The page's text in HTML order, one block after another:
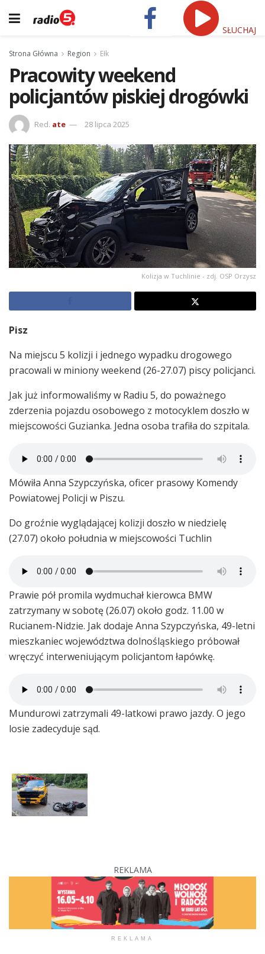
SŁUCHAJ
Strona Główna Region Ełk
Pracowity weekend
policjantów piskiej drogówki
Red. ate 28 lipca 2025
Kolizja w Tuchlinie - zdj. OSP Orzysz
Pisz
Na miejscu 5 kolizji i jednego wypadku drogowego
pracowali w miniony weekend (26-27.07) piscy policjanci.
Jak już informowaliśmy w Radiu 5, do poważnego
zderzenia pojazdu osobowego z motocyklem doszło w
miejscowości Guzianka. Jedna osoba trafiła do szpitala.
Mówiła Anna Szypczyńska, oficer prasowy Komendy
Powiatowej Policji w Piszu.
Do groźnie wyglądającej kolizji doszło w niedzielę
(27.07) około południa w miejscowości Tuchlin
Prawie pół promila wydmuchał kierowca BMW
zatrzymany w sobotę (26.07) około godz. 11.00 w
Rucianem-Nidzie. Jak dodaje Anna Szypczyńska, 49-letni
mieszkaniec województwa dolnośląskiego próbował
wręczyć interweniującym policjantom łapówkę.
Mundurowi zatrzymali 49-latkowi prawo jazdy. O jego
losie zadecyduje sąd.
REKLAMA
REKLAMA